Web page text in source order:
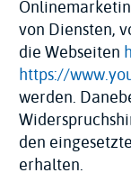
von Diensten,
die Webseiten
https://
werden.
den
erhalten.